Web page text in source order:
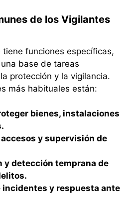
de los Vigilantes
funciones específicas,
base de tareas
protección y la vigilancia.
más habituales están:
bienes, instalaciones
y supervisión de
y detección temprana de
incidentes y respuesta ante